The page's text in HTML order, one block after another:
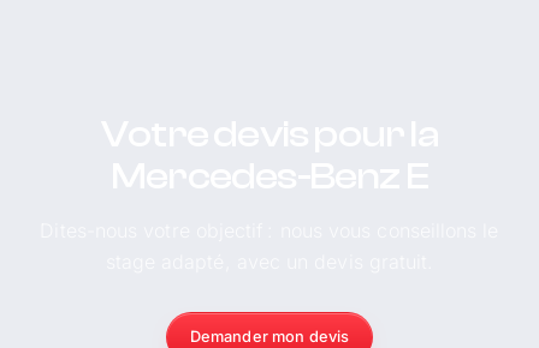
Demander mon devis